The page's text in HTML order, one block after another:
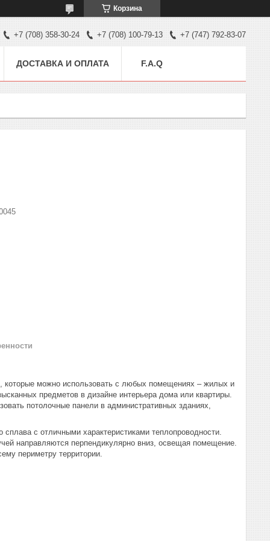
Корзина
+7 (708) 358-30-24 +7 (708) 100-79-13 +7 (747) 792-83-07
ДОСТАВКА И ОПЛАТА F.A.Q
можно использовать с любых помещениях – жилых и
предметов в дизайне интерьера дома или квартиры.
потолочные панели в административных зданиях,
с отличными характеристиками теплопроводности.
направляются перпендикулярно вниз, освещая помещение.
периметру территории.